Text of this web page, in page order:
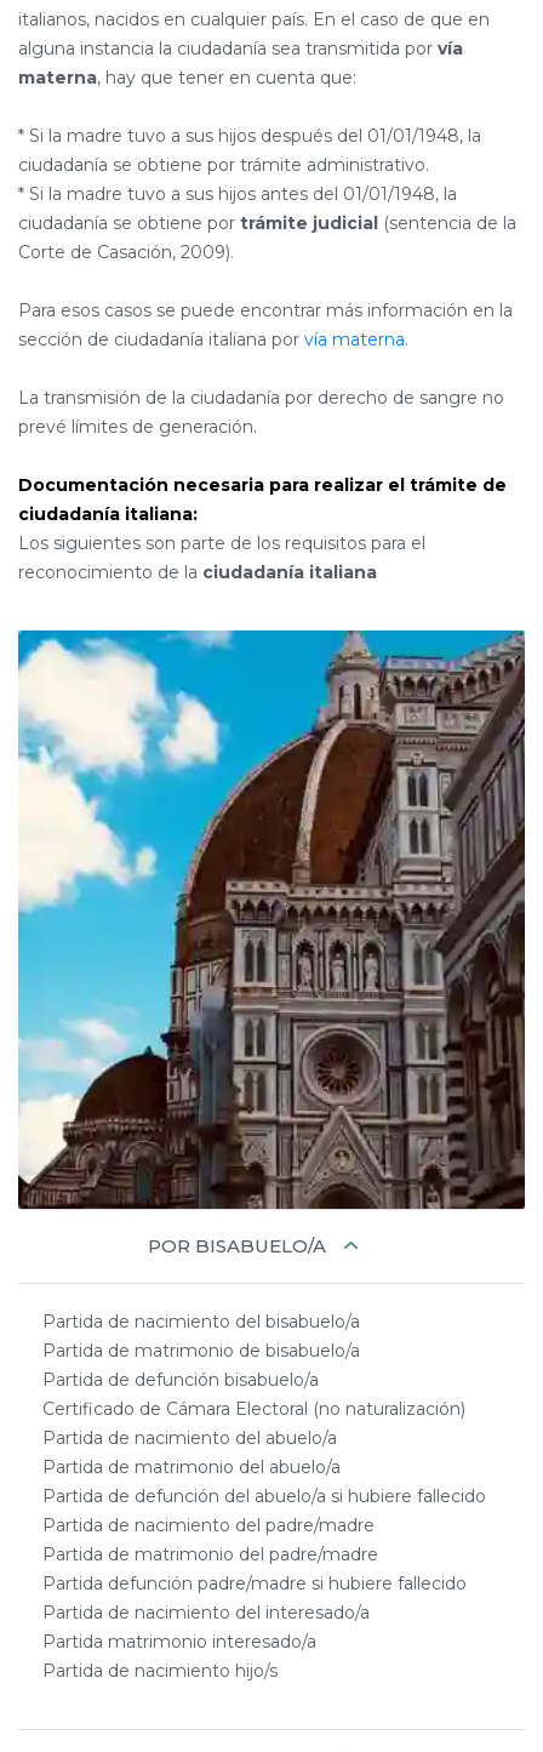
italianos, nacidos en cualquier país. En el caso de que en
alguna instancia la ciudadanía sea transmitida por vía
materna, hay que tener en cuenta que:
* Si la madre tuvo a sus hijos después del 01/01/1948, la
ciudadanía se obtiene por trámite administrativo.
* Si la madre tuvo a sus hijos antes del 01/01/1948, la
ciudadanía se obtiene por trámite judicial (sentencia de la
Corte de Casación, 2009).
Para esos casos se puede encontrar más información en la
sección de ciudadanía italiana por vía materna.
La transmisión de la ciudadanía por derecho de sangre no
prevé límites de generación.
Documentación necesaria para realizar el trámite de
ciudadanía italiana:
Los siguientes son parte de los requisitos para el
reconocimiento de la ciudadanía italiana
POR BISABUELO/A
Partida de nacimiento del bisabuelo/a
Partida de matrimonio de bisabuelo/a
Partida de defunción bisabuelo/a
Certificado de Cámara Electoral (no naturalización)
Partida de nacimiento del abuelo/a
Partida de matrimonio del abuelo/a
Partida de defunción del abuelo/a si hubiere fallecido
Partida de nacimiento del padre/madre
Partida de matrimonio del padre/madre
Partida defunción padre/madre si hubiere fallecido
Partida de nacimiento del interesado/a
Partida matrimonio interesado/a
Partida de nacimiento hijo/s